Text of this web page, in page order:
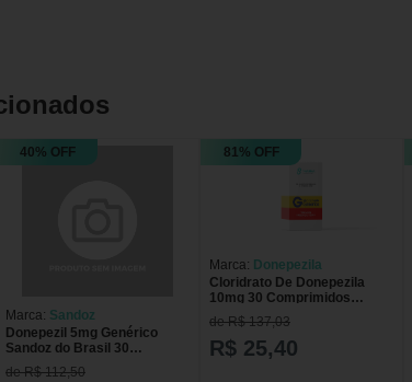
40% OFF
Marca: Sandoz
Donepezil 5mg Genérico
Sandoz do Brasil 30
Comprimidos
de R$ 112,50
81% OFF
Marca: Donepezila
Cloridrato De Donepezila
10mg 30 Comprimidos
Revestidos Genérico Geolab
de R$ 137,03
R$ 25,40